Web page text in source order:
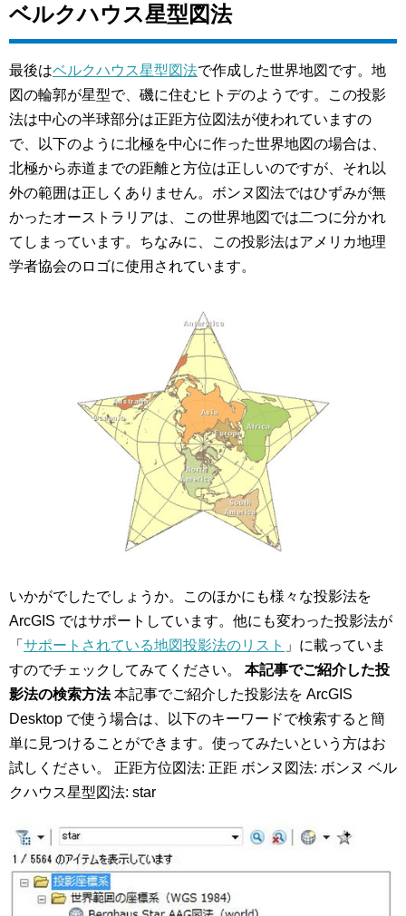
ベルクハウス星型図法
最後はベルクハウス星型図法で作成した世界地図です。地
図の輪郭が星型で、磯に住むヒトデのようです。この投影
法は中心の半球部分は正距方位図法が使われていますの
で、以下のように北極を中心に作った世界地図の場合は、
北極から赤道までの距離と方位は正しいのですが、それ以
外の範囲は正しくありません。ボンヌ図法ではひずみが無
かったオーストラリアは、この世界地図では二つに分かれ
てしまっています。ちなみに、この投影法はアメリカ地理
学者協会のロゴに使用されています。
いかがでしたでしょうか。このほかにも様々な投影法を
ArcGIS ではサポートしています。他にも変わった投影法が
「 サポートされている地図投影法のリスト 」に載っていま
すのでチェックしてみてください。 本記事でご紹介した投
影法の検索方法本記事でご紹介した投影法を ArcGIS
Desktop で使う場合は、以下のキーワードで検索すると簡
単に見つけることができます。使ってみたいという方はお
試しください。 正距方位図法: 正距 ボンヌ図法: ボンヌ ベル
クハウス星型図法: star